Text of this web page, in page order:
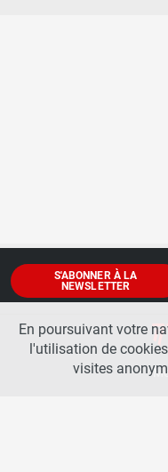
S'ABONNER À LA
NEWSLETTER
En poursuivant votre
l'utilisation de
visites